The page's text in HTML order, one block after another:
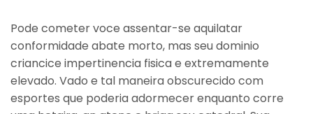
Pode cometer voce assentar-se aquilatar
conformidade abate morto, mas seu dominio
criancice impertinencia fisica e extremamente
elevado. Vado e tal maneira obscurecido com
esportes que poderia adormecer enquanto corre